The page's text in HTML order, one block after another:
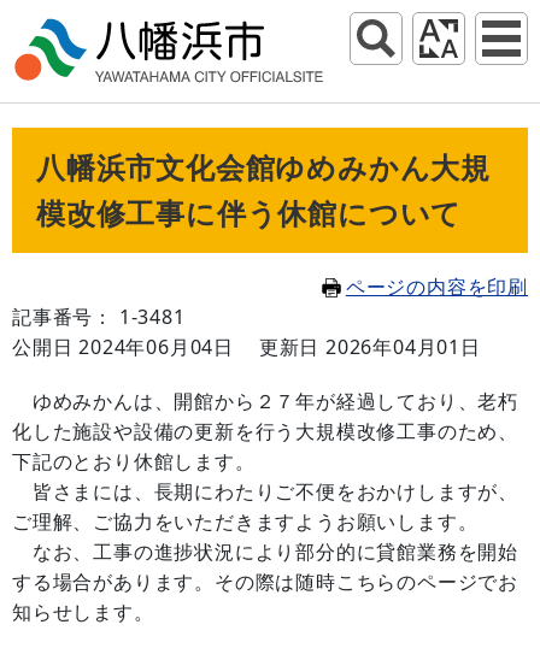
八幡浜市文化会館ゆめみかん大規
模改修工事に伴う休館について
ページの内容を印刷
記事番号： 1-3481
公開日 2024年06月04日
更新日 2026年04月01日
ゆめみかんは、開館から２７年が経過しており、老朽
化した施設や設備の更新を行う大規模改修工事のため、
下記のとおり休館します。
皆さまには、長期にわたりご不便をおかけしますが、
ご理解、ご協力をいただきますようお願いします。
なお、工事の進捗状況により部分的に貸館業務を開始
する場合があります。その際は随時こちらのページでお
知らせします。